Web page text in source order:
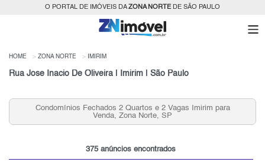
O PORTAL DE IMÓVEIS DAZONA NORTEDE SÃO PAULO
HOME ZONA NORTE IMIRIM
Rua Jose Inacio De Oliveira | Imirim | São Paulo
Condomínios Fechados 2 Quartos e 2 Vagas Imirim para
Venda, Zona Norte, SP
375 anúncios encontrados